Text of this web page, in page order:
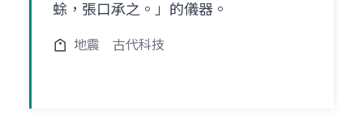
蜍，張口承之。」的儀器。
地震 古代科技